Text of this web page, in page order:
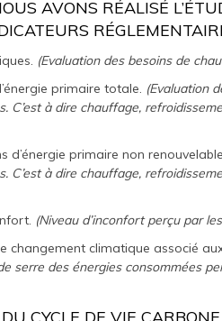
AVONS RÉALISÉ
(Evaluation des besoins de
primaire totale. (Evaluation
C’est à dire chauffage,
d’énergie primaire non
C’est à dire chauffage,
(Niveau d’inconfort perçu par
changement climatique associé
serre des énergies consommées
CYCLE DE VIE